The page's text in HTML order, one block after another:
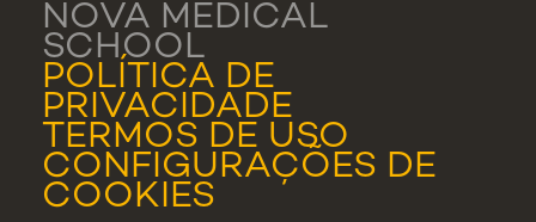
NOVA MEDICAL
SCHOOL
POLÍTICA DE
PRIVACIDADE
TERMOS DE USO
CONFIGURAÇÕES DE
COOKIES